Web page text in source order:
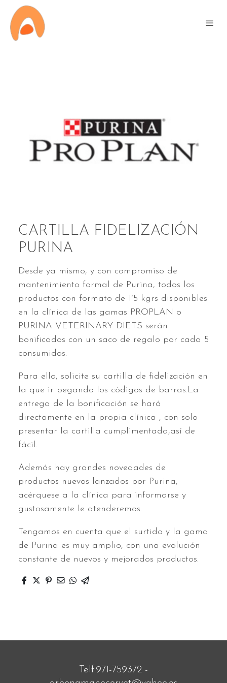
CARTILLA FIDELIZACIÓN
PURINA
Desde ya mismo, y con compromiso de
mantenimiento formal de Purina, todos los
productos con formato de 1´5 kgrs disponibles
en la clínica de las gamas PROPLAN o
PURINA VETERINARY DIETS serán
bonificados con un saco de regalo por cada 5
consumidos.
Para ello, solicite su cartilla de fidelización en
la que ir pegando los códigos de barras.La
entrega de la bonificación se hará
directamente en la propia clínica , con solo
presentar la cartilla cumplimentada,así de
fácil.
Además hay grandes novedades de
productos nuevos lanzados por Purina,
acérquese a la clínica para informarse y
gustosamente le atenderemos.
Tengamos en cuenta que el surtido y la gama
de Purina es muy amplio, con una evolución
constante de nuevos y mejorados productos.
Telf.971-759372 -